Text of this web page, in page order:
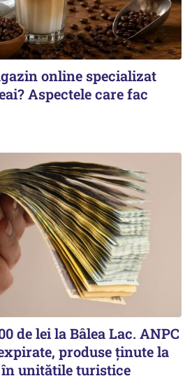
online specializat
Aspectele care fac
de lei la Bâlea Lac. ANPC
produse ținute la
în unitățile turistice